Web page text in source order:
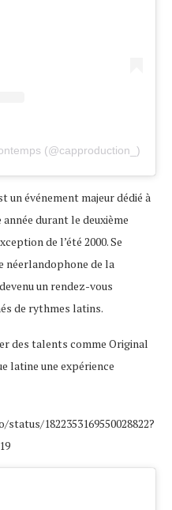
(@capproduction_)
un événement majeur dédié à
durant le deuxième
de l’été 2000. Se
néerlandophone de la
un rendez-vous
de rythmes latins.
des talents comme Original
latine une expérience
1822353169550028822?